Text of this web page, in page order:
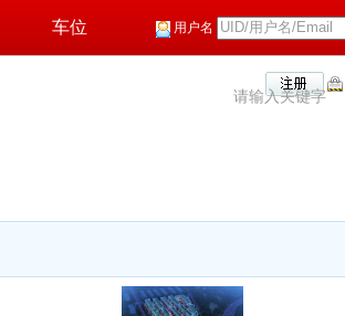
车位 用户名